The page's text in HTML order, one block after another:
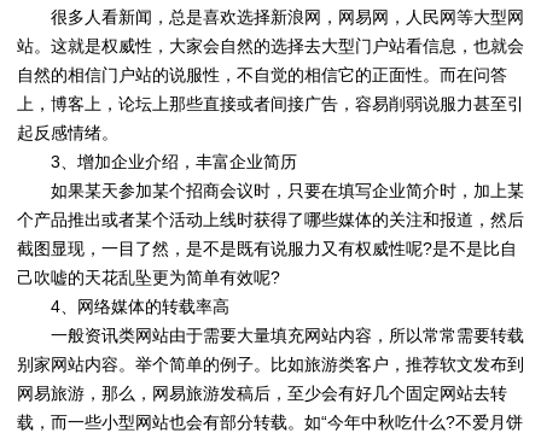
很多人看新闻，总是喜欢选择新浪网，网易网，人民网等大型网
站。这就是权威性，大家会自然的选择去大型门户站看信息，也就会
自然的相信门户站的说服性，不自觉的相信它的正面性。而在问答
上，博客上，论坛上那些直接或者间接广告，容易削弱说服力甚至引
起反感情绪。
3、增加企业介绍，丰富企业简历
如果某天参加某个招商会议时，只要在填写企业简介时，加上某
个产品推出或者某个活动上线时获得了哪些媒体的关注和报道，然后
截图显现，一目了然，是不是既有说服力又有权威性呢?是不是比自
己吹嘘的天花乱坠更为简单有效呢?
4、网络媒体的转载率高
一般资讯类网站由于需要大量填充网站内容，所以常常需要转载
别家网站内容。举个简单的例子。比如旅游类客户，推荐软文发布到
网易旅游，那么，网易旅游发稿后，至少会有好几个固定网站去转
载，而一些小型网站也会有部分转载。如“今年中秋吃什么?不爱月饼